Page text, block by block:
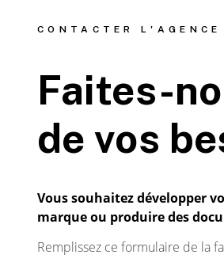
CONTACTER
Faites-
de vos
Vous souhaitez développer
marque ou produire des
Remplissez ce formulaire de la